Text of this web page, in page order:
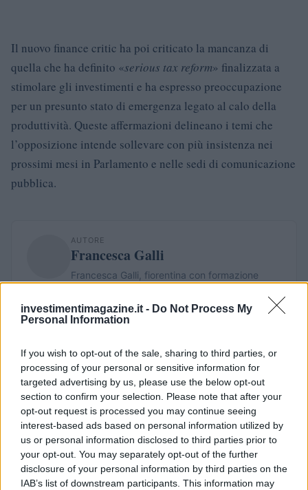
investimentimagazine.it - Do Not Process My
Personal Information
If you wish to opt-out of the sale, sharing to third parties, or
processing of your personal or sensitive information for
targeted advertising by us, please use the below opt-out
section to confirm your selection. Please note that after your
opt-out request is processed you may continue seeing
interest-based ads based on personal information utilized by
us or personal information disclosed to third parties prior to
your opt-out. You may separately opt-out of the further
disclosure of your personal information by third parties on the
IAB’s list of downstream participants. This information may
Il nuovo finance critic ha poi criticato la mancanza di
quella che ha definito «serious tax reform» finalizzata a
stimolare gli investimenti e ha espresso preoccupazione
per un presunto stato di emergenza legato al calo della
produttività. Queste affermazioni delineano i temi che
l’opposizione intende sollevare con più insistenza nei
prossimi mesi in Parlamento e nelle sedi di comunicazione
pubblica.
AUTORE
Francesca Galli
Francesca Galli, fiorentina con formazione
carriera dopo un convegno a Palazzo Vecchio:
oggi cura analisi di mercati e colonne su
linee editoriali attente alla trasparenza e
conserva l'agenda del primo impiego in banca.